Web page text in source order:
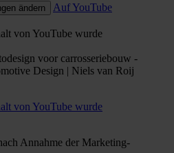
ändern
Auf YouTube
von YouTube wurde
voor carrosseriebouw -
Design | Niels van Roij
von YouTube wurde
Annahme der Marketing-